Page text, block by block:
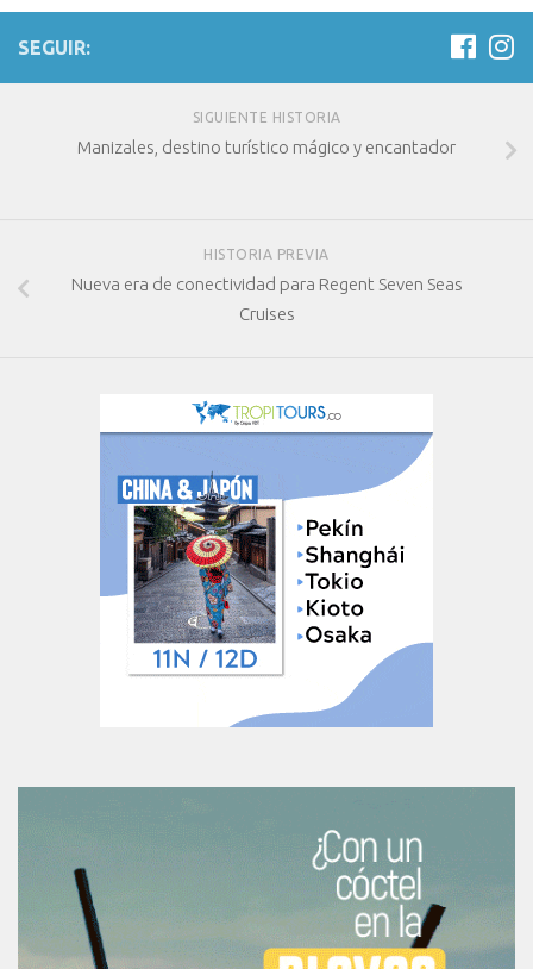
SEGUIR:
SIGUIENTE HISTORIA
Manizales, destino turístico mágico y encantador
HISTORIA PREVIA
Nueva era de conectividad para Regent Seven Seas
Cruises